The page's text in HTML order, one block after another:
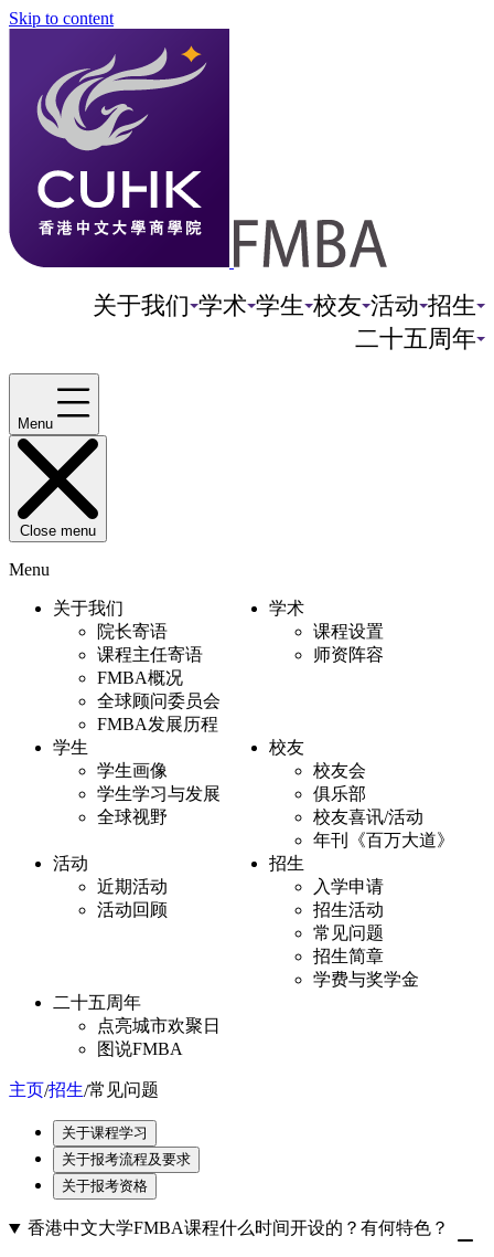
Skip to content
关于我们 学术 学生 校友 活动 招生
二十五周年
Menu
Close menu
Menu
关于我们
院长寄语
课程主任寄语
FMBA概况
全球顾问委员会
FMBA发展历程
学术
课程设置
师资阵容
学生
学生画像
学生学习与发展
全球视野
校友
校友会
俱乐部
校友喜讯/活动
年刊《百万大道》
活动
近期活动
活动回顾
招生
入学申请
招生活动
常见问题
招生简章
学费与奖学金
二十五周年
点亮城市欢聚日
图说FMBA
主页/招生/常见问题
关于课程学习
关于报考流程及要求
关于报考资格
香港中文大学FMBA课程什么时间开设的？有何特色？